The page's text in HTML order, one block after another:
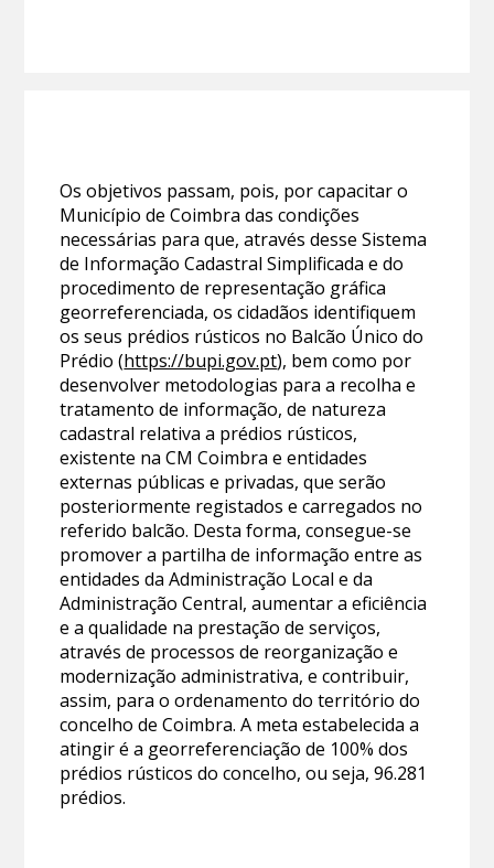
Os objetivos passam, pois, por capacitar o
Município de Coimbra das condições
necessárias para que, através desse Sistema
de Informação Cadastral Simplificada e do
procedimento de representação gráfica
georreferenciada, os cidadãos identifiquem
os seus prédios rústicos no Balcão Único do
Prédio (https://bupi.gov.pt), bem como por
desenvolver metodologias para a recolha e
tratamento de informação, de natureza
cadastral relativa a prédios rústicos,
existente na CM Coimbra e entidades
externas públicas e privadas, que serão
posteriormente registados e carregados no
referido balcão. Desta forma, consegue-se
promover a partilha de informação entre as
entidades da Administração Local e da
Administração Central, aumentar a eficiência
e a qualidade na prestação de serviços,
através de processos de reorganização e
modernização administrativa, e contribuir,
assim, para o ordenamento do território do
concelho de Coimbra. A meta estabelecida a
atingir é a georreferenciação de 100% dos
prédios rústicos do concelho, ou seja, 96.281
prédios.